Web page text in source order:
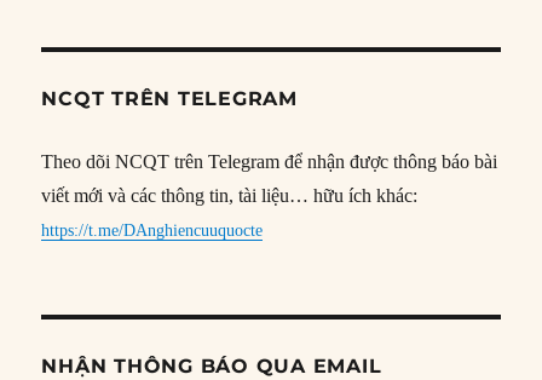
NCQT TRÊN TELEGRAM
Theo dõi NCQT trên Telegram để nhận được thông báo bài
viết mới và các thông tin, tài liệu… hữu ích khác:
https://t.me/DAnghiencuuquocte
NHẬN THÔNG BÁO QUA EMAIL